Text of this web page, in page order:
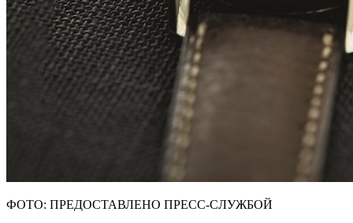
ФОТО: ПРЕДОСТАВЛЕНО ПРЕСС-СЛУЖБОЙ